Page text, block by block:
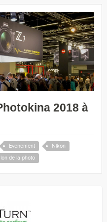
2018 à
Evenement
Nikon
de la photo